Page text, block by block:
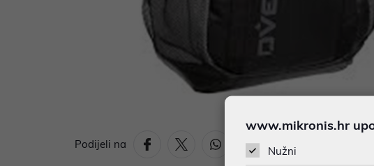
Podijeli na
www.mikronis.hr
Nužni